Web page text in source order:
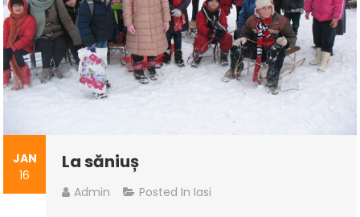
JAN
16
La săniuș
Admin Posted In Iasi